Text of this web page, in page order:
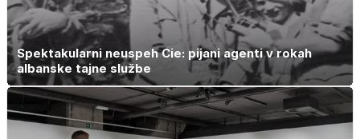
Spektakularni neuspeh Cie: pijani agenti v rokah
albanske tajne službe